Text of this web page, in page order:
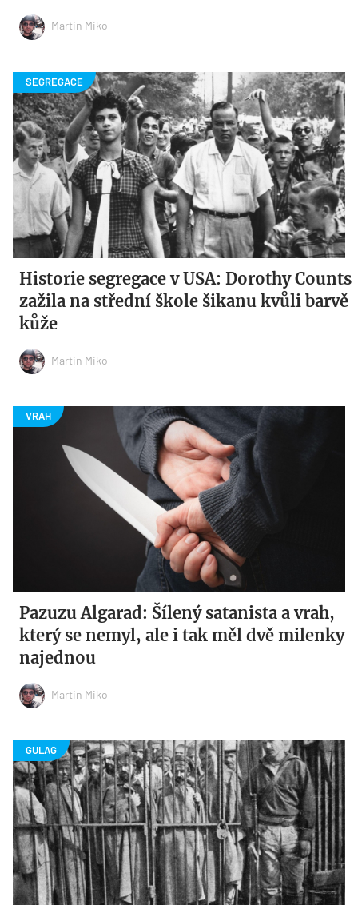
Martin Miko
Historie segregace v USA: Dorothy Counts
zažila na střední škole šikanu kvůli barvě
kůže
Martin Miko
Pazuzu Algarad: Šílený satanista a vrah,
který se nemyl, ale i tak měl dvě milenky
najednou
Martin Miko